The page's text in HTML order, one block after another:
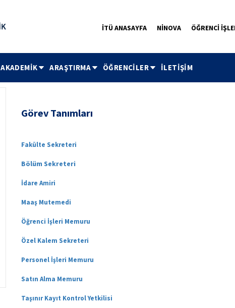
İTÜ ANASAYFA NİNOVA ÖĞRENCİ
AKADEMİK ARAŞTIRMA ÖĞRENCİLER İLETİŞİM
Görev Tanımları
Fakülte Sekreteri
Bölüm Sekreteri
İdare Amiri
Maaş Mutemedi
Öğrenci İşleri Memuru
Özel Kalem Sekreteri
Personel İşleri Memuru
Satın Alma Memuru
Taşınır Kayıt Kontrol Yetkilisi